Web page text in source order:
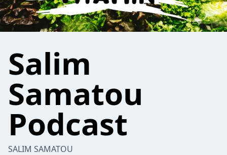
Salim
Samatou
Podcast
SALIM SAMATOU